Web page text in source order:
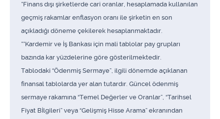
*Finans dışı şirketlerde cari oranlar, hesaplamada kullanılan
geçmiş rakamlar enflasyon oranı ile şirketin en son
açıkladığı döneme çekilerek hesaplanmaktadır.
**Kardemir ve İş Bankası için mali tablolar pay grupları
bazında kar yüzdelerine göre gösterilmektedir.
Tablodaki “Ödenmiş Sermaye”, ilgili dönemde açıklanan
finansal tablolarda yer alan tutardır. Güncel ödenmiş
sermaye rakamına “Temel Değerler ve Oranlar”, “Tarihsel
Fiyat Bİlgileri” veya “Gelişmiş Hisse Arama” ekranından